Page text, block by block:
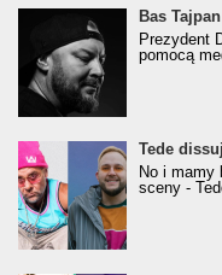
Bas
Prezydent
pomocą
Tede
No i mamy
sceny -